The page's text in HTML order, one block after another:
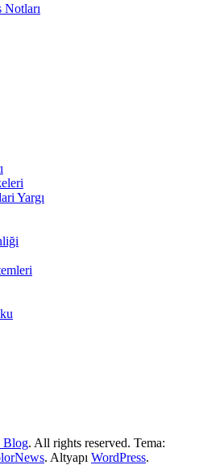
Yargı
Blog. All rights reserved. Tema:
. Altyapı WordPress.